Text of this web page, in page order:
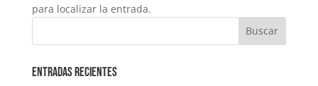
para localizar la entrada.
Entradas recientes